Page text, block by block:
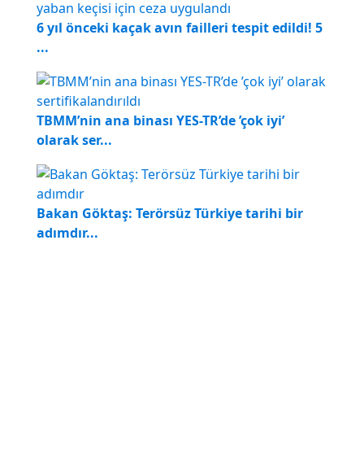
6 yıl önceki kaçak avın failleri tespit edildi! 5
...
TBMM’nin ana binası YES-TR’de ’çok iyi’
olarak ser...
Bakan Göktaş: Terörsüz Türkiye tarihi bir
adımdır...